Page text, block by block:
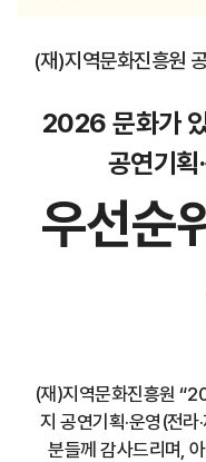
(재)지역문화진흥원
2026 문화가
공연기획
우선순
(재)지역문화진흥원
지 공연기획·운영(전
분들께 감사드리며,